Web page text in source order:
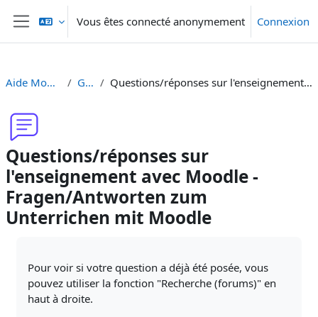
Passer au contenu principal
Panneau latéral
Vous êtes connecté anonymement Connexion
Aide Moodle - Moodle Hilfe Généralités Questions/réponses sur l'enseignement avec Moodle - Fragen/Antworten zum Unterrichen mit Moodle
Questions/réponses sur
l'enseignement avec Moodle -
Fragen/Antworten zum
Unterrichen mit Moodle
Pour voir si votre question a déjà été posée, vous
pouvez utiliser la fonction "Recherche (forums)" en
haut à droite.